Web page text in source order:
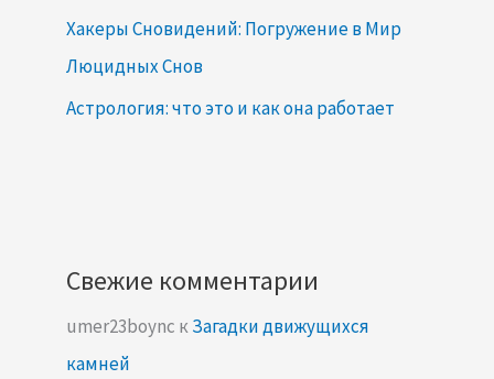
Хакеры Сновидений: Погружение в Мир
Люцидных Снов
Астрология: что это и как она работает
Свежие комментарии
umer23boync кЗагадки движущихся
камней